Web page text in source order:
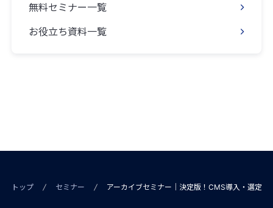
無料セミナー一覧
お役立ち資料一覧
トップ セミナー アーカイブセミナー｜決定版！CMS導入・選定ガ